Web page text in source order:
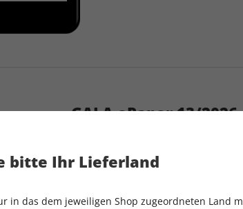
GALA ePaper 13/2026
zu Gast und erlebt ein
bitte Ihr Lieferland
in das dem jeweiligen Shop zugeordneten Land